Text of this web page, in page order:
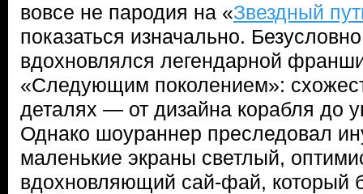
вовсе не пародия на «Звездный
показаться изначально.
вдохновлялся легендарной
«Следующим поколением»:
деталях — от дизайна корабля до
Однако шоураннер преследовал
маленькие экраны светлый,
вдохновляющий сай-фай, который